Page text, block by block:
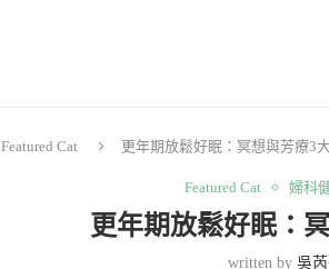
Featured Cat 更年期放鬆好眠：冥想與芳療3
Featured Cat 婦科
更年期放鬆好眠：
written by吳